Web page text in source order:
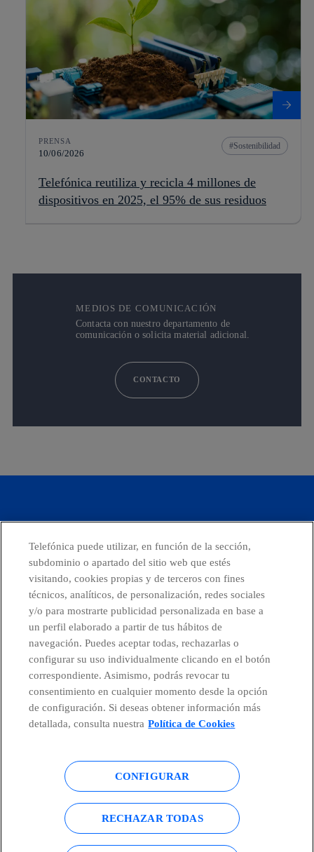
PRENSA
10/06/2026
Sostenibilidad
Telefónica reutiliza y recicla 4 millones de
dispositivos en 2025, el 95% de sus residuos
MEDIOS DE COMUNICACIÓN
Contacta con nuestro departamento de
comunicación o solicita material adicional.
CONTACTO
Ofrecer la mejor experiencia
digital a nuestros clientes.
facebook linkedin twitter instagram
CONTACTO
Telefónica en redes sociales
Canal de Denuncias
Telefónica puede utilizar, en función de la sección,
subdominio o apartado del sitio web que estés
visitando, cookies propias y de terceros con fines
técnicos, analíticos, de personalización, redes sociales
y/o para mostrarte publicidad personalizada en base a
un perfil elaborado a partir de tus hábitos de
navegación. Puedes aceptar todas, rechazarlas o
configurar su uso individualmente clicando en el botón
correspondiente. Asimismo, podrás revocar tu
consentimiento en cualquier momento desde la opción
de configuración. Si deseas obtener información más
detallada, consulta nuestra Política de Cookies
CONFIGURAR
RECHAZAR TODAS